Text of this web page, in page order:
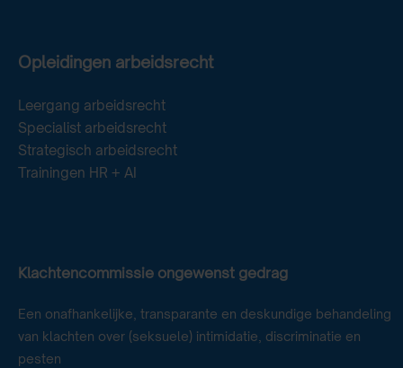
Opleidingen arbeidsrecht
Leergang arbeidsrecht
Specialist arbeidsrecht
Strategisch arbeidsrecht
Trainingen HR + AI
Klachtencommissie ongewenst gedrag
Een onafhankelijke, transparante en deskundige behandeling
van klachten over (seksuele) intimidatie, discriminatie en
pesten